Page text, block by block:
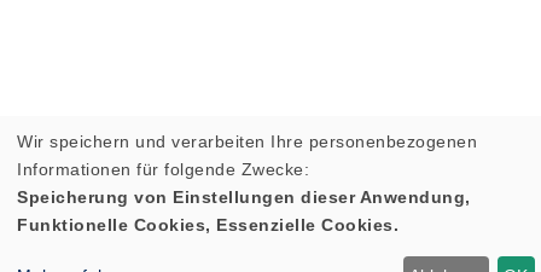
Wir speichern und verarbeiten Ihre personenbezogenen
Informationen für folgende Zwecke:
Speicherung von Einstellungen dieser Anwendung,
Funktionelle Cookies, Essenzielle Cookies.